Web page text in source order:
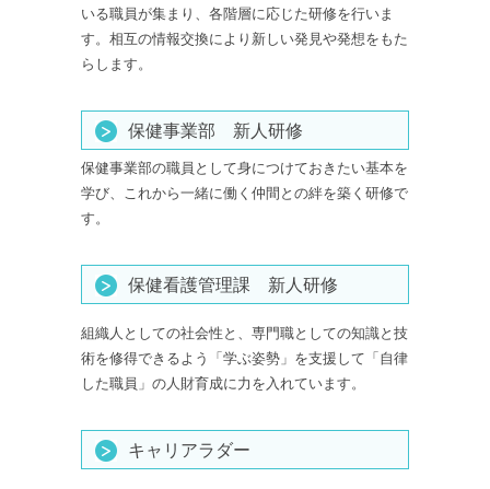
いる職員が集まり、各階層に応じた研修を行いま
す。相互の情報交換により新しい発見や発想をもた
らします。
保健事業部 新人研修
保健事業部の職員として身につけておきたい基本を
学び、これから一緒に働く仲間との絆を築く研修で
す。
保健看護管理課 新人研修
組織人としての社会性と、専門職としての知識と技
術を修得できるよう「学ぶ姿勢」を支援して「自律
した職員」の人財育成に力を入れています。
キャリアラダー